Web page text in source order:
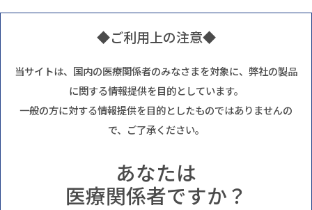
◆ご利用上の注意◆
当サイトは、国内の医療関係者のみなさまを対象に、弊社の製品
に関する情報提供を目的としています。
一般の方に対する情報提供を目的としたものではありませんの
で、ご了承ください。
あなたは
医療関係者ですか？